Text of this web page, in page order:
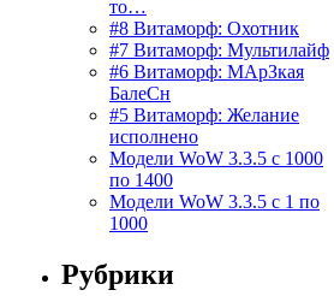
то…
#8 Витаморф: Охотник
#7 Витаморф: Мультилайф
#6 Витаморф: МАрЗкая
БалеСн
#5 Витаморф: Желание
исполнено
Модели WoW 3.3.5 с 1000
по 1400
Модели WoW 3.3.5 с 1 по
1000
Рубрики